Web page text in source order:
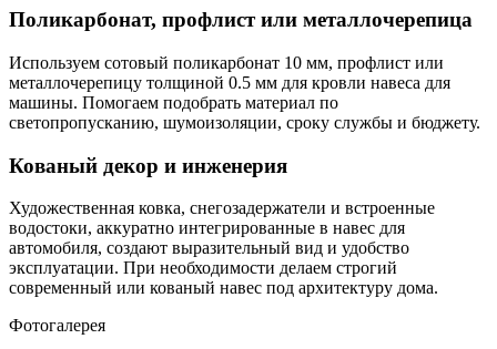
Поликарбонат, профлист или металлочерепица
Используем сотовый поликарбонат 10 мм, профлист или
металлочерепицу толщиной 0.5 мм для кровли навеса для
машины. Помогаем подобрать материал по
светопропусканию, шумоизоляции, сроку службы и бюджету.
Кованый декор и инженерия
Художественная ковка, снегозадержатели и встроенные
водостоки, аккуратно интегрированные в навес для
автомобиля, создают выразительный вид и удобство
эксплуатации. При необходимости делаем строгий
современный или кованый навес под архитектуру дома.
Фотогалерея